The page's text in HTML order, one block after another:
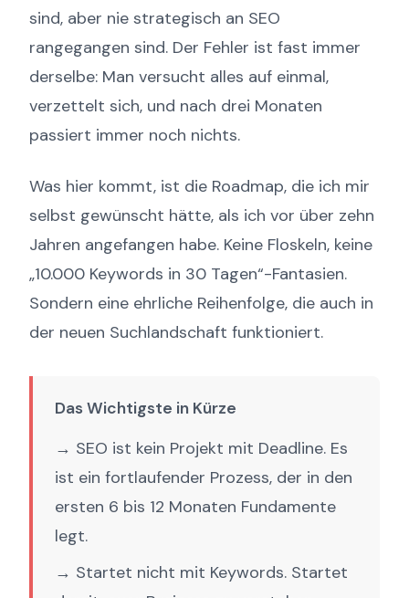
sind, aber nie strategisch an SEO
rangegangen sind. Der Fehler ist fast immer
derselbe: Man versucht alles auf einmal,
verzettelt sich, und nach drei Monaten
passiert immer noch nichts.
Was hier kommt, ist die Roadmap, die ich mir
selbst gewünscht hätte, als ich vor über zehn
Jahren angefangen habe. Keine Floskeln, keine
„10.000 Keywords in 30 Tagen“-Fantasien.
Sondern eine ehrliche Reihenfolge, die auch in
der neuen Suchlandschaft funktioniert.
Das Wichtigste in Kürze
→ SEO ist kein Projekt mit Deadline. Es
ist ein fortlaufender Prozess, der in den
ersten 6 bis 12 Monaten Fundamente
legt.
→ Startet nicht mit Keywords. Startet